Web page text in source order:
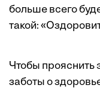
больше всего
такой:
Чтобы прояснить
заботы о